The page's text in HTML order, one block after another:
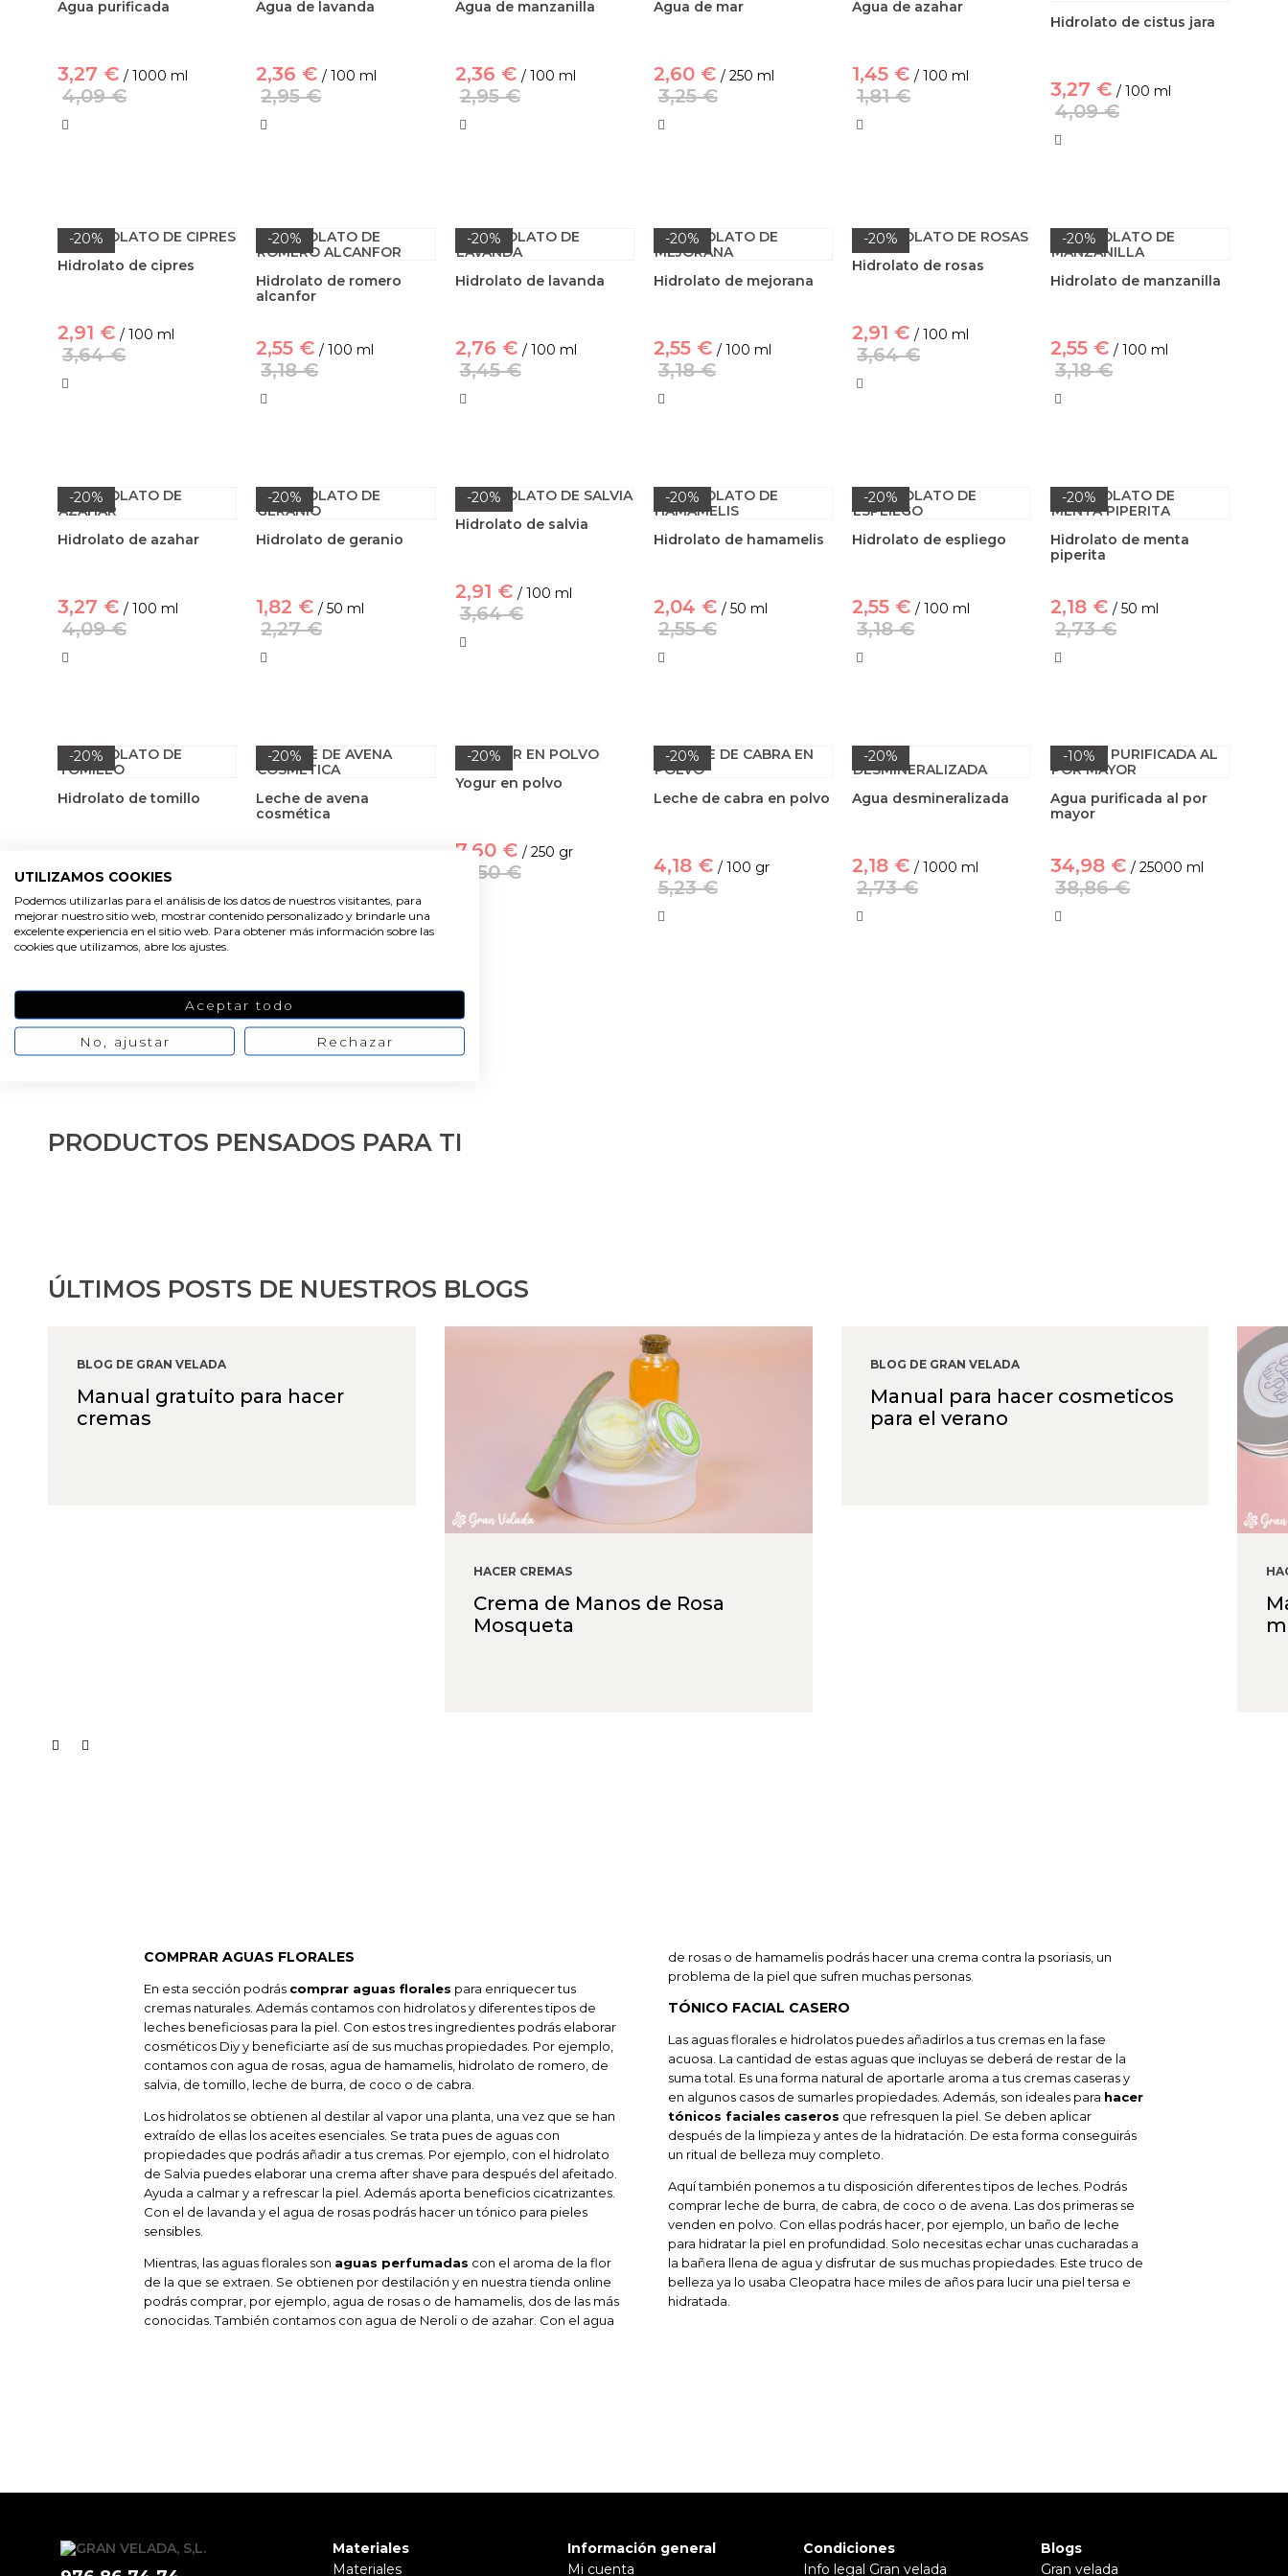
Agua purificada
3,27 € / 1000 ml
4,09 €
Agua de lavanda
2,36 € / 100 ml
2,95 €
Agua de manzanilla
2,36 € / 100 ml
2,95 €
Agua de mar
2,60 € / 250 ml
3,25 €
Agua de azahar
1,45 € / 100 ml
1,81 €
Hidrolato de cistus jara
3,27 € / 100 ml
4,09 €
-20%
Hidrolato de cipres
2,91 € / 100 ml
3,64 €
-20%
Hidrolato de romero
alcanfor
2,55 € / 100 ml
3,18 €
-20%
Hidrolato de lavanda
2,76 € / 100 ml
3,45 €
-20%
Hidrolato de mejorana
2,55 € / 100 ml
3,18 €
-20%
Hidrolato de rosas
2,91 € / 100 ml
3,64 €
-20%
Hidrolato de manzanilla
2,55 € / 100 ml
3,18 €
-20%
Hidrolato de azahar
3,27 € / 100 ml
4,09 €
-20%
Hidrolato de geranio
1,82 € / 50 ml
2,27 €
-20%
Hidrolato de salvia
2,91 € / 100 ml
3,64 €
-20%
Hidrolato de hamamelis
2,04 € / 50 ml
2,55 €
-20%
Hidrolato de espliego
2,55 € / 100 ml
3,18 €
-20%
Hidrolato de menta
piperita
2,18 € / 50 ml
2,73 €
-20%
Hidrolato de tomillo
2,73 €
-20%
Leche de avena
cosmética
-20%
Yogur en polvo
7,60 € / 250 gr
9,50 €
-20%
Leche de cabra en polvo
4,18 € / 100 gr
5,23 €
-20%
Agua desmineralizada
2,18 € / 1000 ml
2,73 €
-10%
Agua purificada al por
mayor
34,98 € / 25000 ml
38,86 €
1 2 3
PRODUCTOS PENSADOS PARA TI
ÚLTIMOS POSTS DE NUESTROS BLOGS
BLOG DE GRAN VELADA
Manual gratuito para hacer
cremas
HACER CREMAS
Crema de Manos de Rosa
Mosqueta
BLOG DE GRAN VELADA
Manual para hacer cosmeticos
para el verano
COMPRAR AGUAS FLORALES
En esta sección podrás comprar aguas florales para enriquecer tus
cremas naturales. Además contamos con hidrolatos y diferentes tipos de
leches beneficiosas para la piel. Con estos tres ingredientes podrás elaborar
cosméticos Diy y beneficiarte así de sus muchas propiedades. Por ejemplo,
contamos con agua de rosas, agua de hamamelis, hidrolato de romero, de
salvia, de tomillo, leche de burra, de coco o de cabra.
Los hidrolatos se obtienen al destilar al vapor una planta, una vez que se han
extraído de ellas los aceites esenciales. Se trata pues de aguas con
propiedades que podrás añadir a tus cremas. Por ejemplo, con el hidrolato
de Salvia puedes elaborar una crema after shave para después del afeitado.
Ayuda a calmar y a refrescar la piel. Además aporta beneficios cicatrizantes.
Con el de lavanda y el agua de rosas podrás hacer un tónico para pieles
sensibles.
Mientras, las aguas florales son aguas perfumadas con el aroma de la flor
de la que se extraen. Se obtienen por destilación y en nuestra tienda online
podrás comprar, por ejemplo, agua de rosas o de hamamelis, dos de las más
conocidas. También contamos con agua de Neroli o de azahar. Con el agua
de rosas o de hamamelis podrás hacer una crema contra la psoriasis, un
problema de la piel que sufren muchas personas.
TÓNICO FACIAL CASERO
Las aguas florales e hidrolatos puedes añadirlos a tus cremas en la fase
acuosa. La cantidad de estas aguas que incluyas se deberá de restar de la
suma total. Es una forma natural de aportarle aroma a tus cremas caseras y
en algunos casos de sumarles propiedades. Además, son ideales para hacer
tónicos faciales caseros que refresquen la piel. Se deben aplicar
después de la limpieza y antes de la hidratación. De esta forma conseguirás
un ritual de belleza muy completo.
Aquí también ponemos a tu disposición diferentes tipos de leches. Podrás
comprar leche de burra, de cabra, de coco o de avena. Las dos primeras se
venden en polvo. Con ellas podrás hacer, por ejemplo, un baño de leche
para hidratar la piel en profundidad. Solo necesitas echar unas cucharadas a
la bañera llena de agua y disfrutar de sus muchas propiedades. Este truco de
belleza ya lo usaba Cleopatra hace miles de años para lucir una piel tersa e
hidratada.
Materiales
Materiales
Información general
Mi cuenta
Condiciones
Info legal Gran velada
Blogs
Gran velada
UTILIZAMOS COOKIES
Podemos utilizarlas para el análisis de los datos de nuestros visitantes, para
mejorar nuestro sitio web, mostrar contenido personalizado y brindarle una
excelente experiencia en el sitio web. Para obtener más información sobre las
cookies que utilizamos, abre los ajustes.
Aceptar todo
No, ajustar Rechazar